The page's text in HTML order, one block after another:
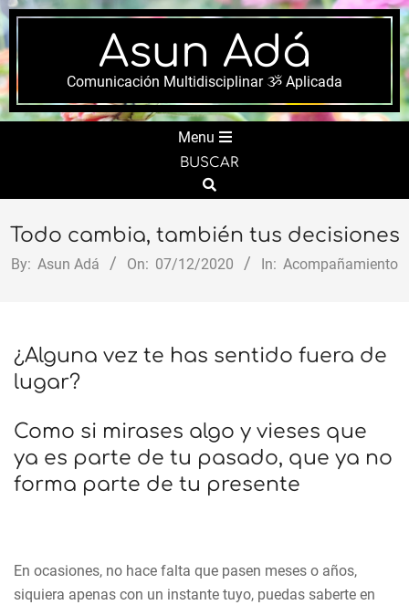
Skip
to
content
Asun Adá
Comunicación Multidisciplinar ૐ Aplicada
Menu
BUSCAR
Search
Todo cambia, también tus decisiones
By: Asun Adá On: 07/12/2020 In: Acompañamiento
¿Alguna vez te has sentido fuera de
lugar?
Como si mirases algo y vieses que
ya es parte de tu pasado, que ya no
forma parte de tu presente
En ocasiones, no hace falta que pasen meses o años,
siquiera apenas con un instante tuyo, puedas saberte en